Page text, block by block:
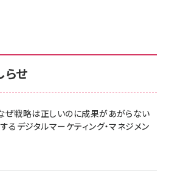
アンアン)2026/06/24号 No.2500増
ペシャルエディション[王道エンタメの矜
ンアン)2026/07/08号 No.2502[2026
ポート正規品 メーカー保証5年
ガラスフィルム iPhone 17 用 保護
貼りやすい ガイド枠付き いPhone17 (6.3
ンチ) 対応 2枚セット DSP25F1698
ポート正規品 メーカー保証5年
eギフトカード - Amazonロゴ - ク
PowerLine III Flow USB-C & USB-C
らせ
ぜ戦略は正しいのに成果があがらない
るデジタルマーケティング・マネジメン